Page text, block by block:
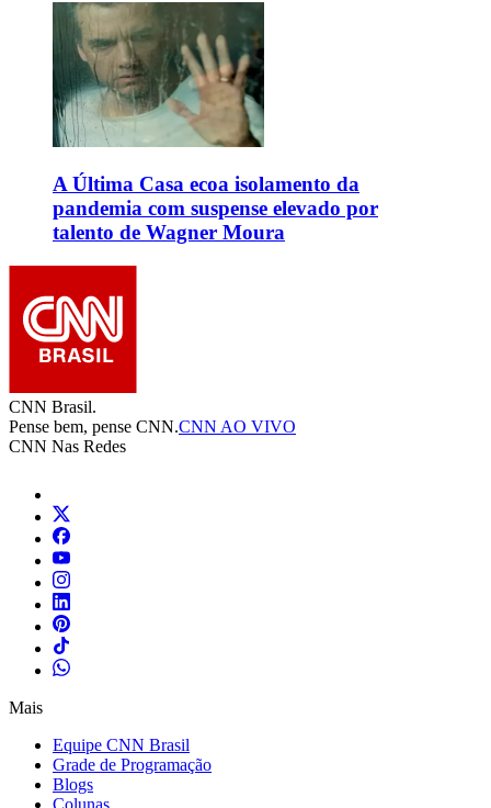
A Última Casa ecoa isolamento da
pandemia com suspense elevado por
talento de Wagner Moura
CNN Brasil.
Pense bem, pense CNN.CNN AO VIVO
CNN Nas Redes
Mais
Equipe CNN Brasil
Grade de Programação
Blogs
Colunas